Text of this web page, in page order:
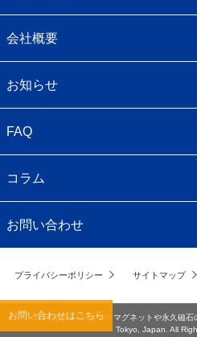
お問い合わせはこちら
会社概要
お知らせ
FAQ
コラム
お問い合わせ
プライバシーポリシー サイトマップ
Copyright 1998-2026 マグネットや永久磁石
Tokyo, Japan. All